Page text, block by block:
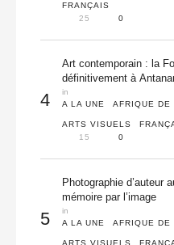
FRANÇAIS
25
0
4
Art contemporain : la
définitivement à
in
A LA UNE
AFRIQUE DE
ARTS VISUELS
15
0
5
Photographie d’auteur
mémoire par l’image
in
A LA UNE
AFRIQUE DE
ARTS VISUELS